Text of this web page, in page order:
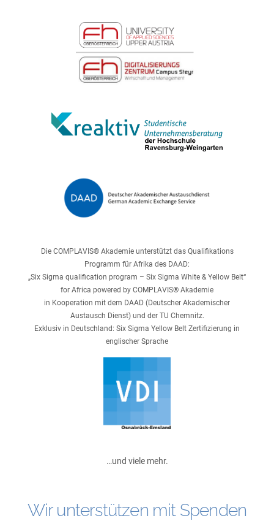
Die COMPLAVIS® Akademie unterstützt das Qualifikations
Programm für Afrika des DAAD:
„Six Sigma qualification program – Six Sigma White & Yellow Belt“
for Africa powered by COMPLAVIS® Akademie
in Kooperation mit dem DAAD (Deutscher Akademischer
Austausch Dienst) und der TU Chemnitz.
Exklusiv in Deutschland: Six Sigma Yellow Belt Zertifizierung in
englischer Sprache
…und viele mehr.
Wir unterstützen mit Spenden